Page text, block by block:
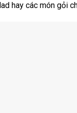
hay các món gỏi